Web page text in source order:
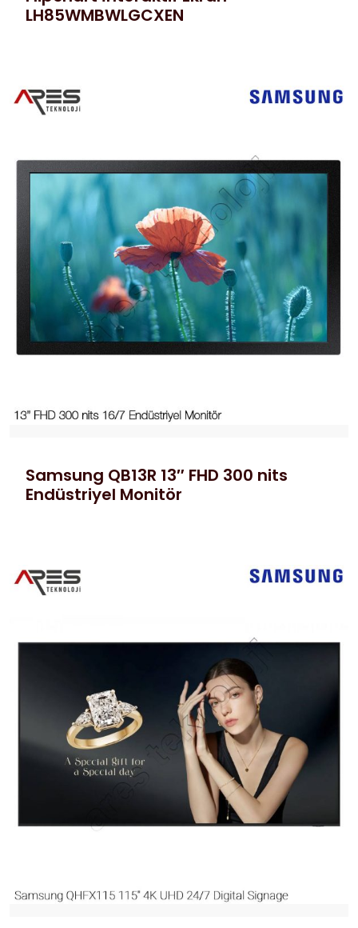
LH85WMBWLGCXEN
Samsung QB13R 13″ FHD 300 nits
Endüstriyel Monitör